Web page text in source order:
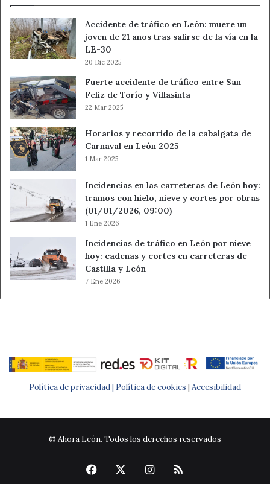
Accidente de tráfico en León: muere un
joven de 21 años tras salirse de la vía en la
LE-30
20 Dic 2025
Fuerte accidente de tráfico entre San
Feliz de Torío y Villasinta
22 Mar 2025
Horarios y recorrido de la cabalgata de
Carnaval en León 2025
1 Mar 2025
Incidencias en las carreteras de León hoy:
tramos con hielo, nieve y cortes por obras
(01/01/2026, 09:00)
1 Ene 2026
Incidencias de tráfico en León por nieve
hoy: cadenas y cortes en carreteras de
Castilla y León
7 Ene 2026
Política de privacidad | Política de cookies | Accesibilidad
© Ahora León. Todos los derechos reservados
Facebook Instagram
RSS